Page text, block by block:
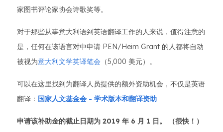
家图书评论家协会诗歌奖等。
对于那些从事意大利语到英语翻译工作的人来说，值得注意的
是，任何在该语言对中申请 PEN/Heim Grant 的人都将自动
被视为意大利文学英译笔会 （5,000 美元）。
可以在这里找到为翻译人员提供的额外资助机会，不仅是英语
翻译： 国家人文基金会 - 学术版本和翻译资助
申请该补助金的截止日期为 2019 年 6 月 1 日。 （很快！）